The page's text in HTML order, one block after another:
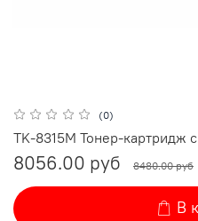
(0)
TK-8315M Тонер-картридж
8056.00 руб 8480.00 руб
В